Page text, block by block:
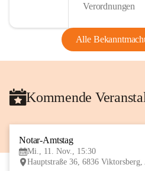
Verordnungen
Alle
Kommende
Notar-Amtstag
Mi., 11. Nov., 15:30
Hauptstraße 36, 6836